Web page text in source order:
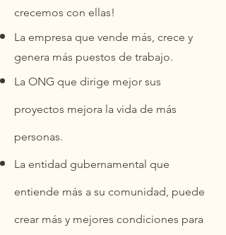
crecemos con ellas!
La empresa que vende más, crece y
genera más puestos de trabajo.
La ONG que dirige mejor sus
proyectos mejora la vida de más
personas.
La entidad gubernamental que
entiende más a su comunidad, puede
crear más y mejores condiciones para